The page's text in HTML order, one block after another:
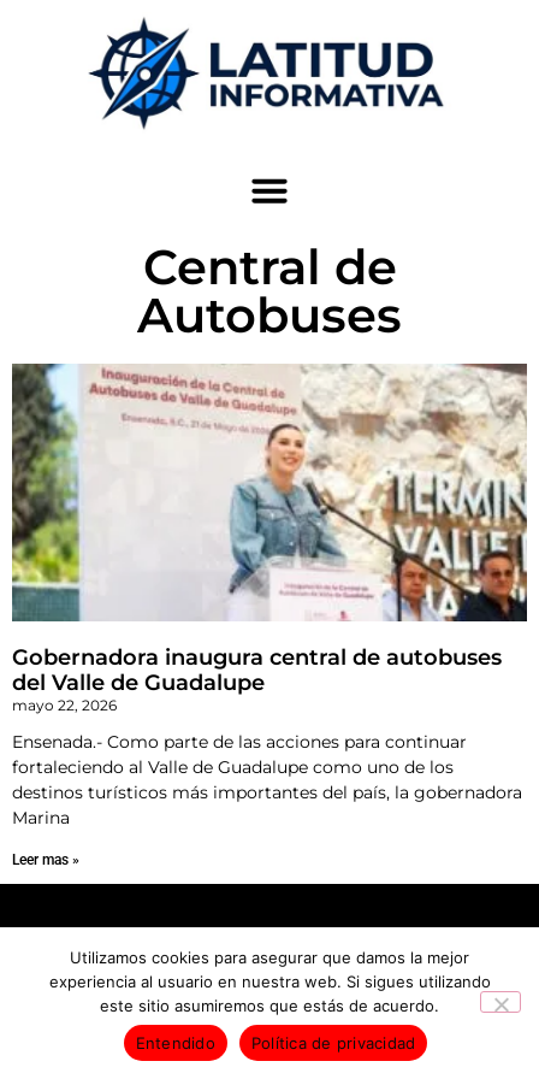
Central de
Autobuses
Gobernadora inaugura central de autobuses
del Valle de Guadalupe
mayo 22, 2026
Ensenada.- Como parte de las acciones para continuar
fortaleciendo al Valle de Guadalupe como uno de los
destinos turísticos más importantes del país, la gobernadora
Marina
Leer mas »
INICIO
NOTICIAS
Derechos Reservados © 2026
Utilizamos cookies para asegurar que damos la mejor
experiencia al usuario en nuestra web. Si sigues utilizando
este sitio asumiremos que estás de acuerdo.
Entendido
Política de privacidad